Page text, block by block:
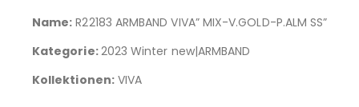
Name: R22183 ARMBAND VIVA” MIX-V.GOLD-P.ALM SS”
Kategorie:2023 Winter new|ARMBAND
Kollektionen:VIVA